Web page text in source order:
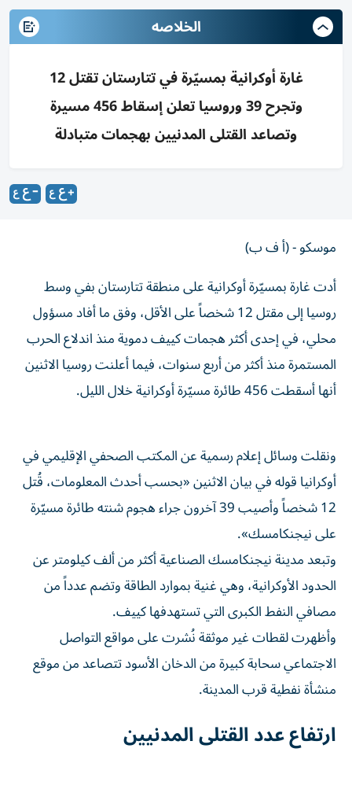
الخلاصه
غارة أوكرانية بمسيّرة في تتارستان تقتل 12
وتجرح 39 وروسيا تعلن إسقاط 456 مسيرة
وتصاعد القتلى المدنيين بهجمات متبادلة
موسكو - (أ ف ب)
أدت غارة بمسيّرة أوكرانية على منطقة تتارستان بفي وسط
روسيا إلى مقتل 12 شخصاً على الأقل، وفق ما أفاد مسؤول
محلي، في إحدى أكثر هجمات كييف دموية منذ اندلاع الحرب
المستمرة منذ أكثر من أربع سنوات، فيما أعلنت روسيا الاثنين
أنها أسقطت 456 طائرة مسيّرة أوكرانية خلال الليل.
ونقلت وسائل إعلام رسمية عن المكتب الصحفي الإقليمي في
أوكرانيا قوله في بيان الاثنين «بحسب أحدث المعلومات، قُتل
12 شخصاً وأصيب 39 آخرون جراء هجوم شنته طائرة مسيّرة
على نيجنكامسك».
وتبعد مدينة نيجنكامسك الصناعية أكثر من ألف كيلومتر عن
الحدود الأوكرانية، وهي غنية بموارد الطاقة وتضم عدداً من
مصافي النفط الكبرى التي تستهدفها كييف.
وأظهرت لقطات غير موثقة نُشرت على مواقع التواصل
الاجتماعي سحابة كبيرة من الدخان الأسود تتصاعد من موقع
منشأة نفطية قرب المدينة.
ارتفاع عدد القتلى المدنيين